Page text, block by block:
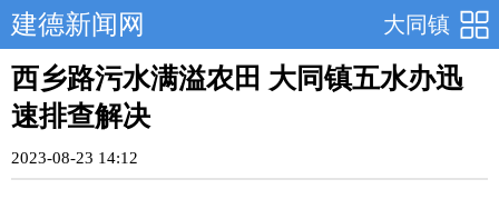
大同镇
建德新闻网
西乡路污水满溢农田 大同镇五水办迅
速排查解决
2023-08-23 14:12